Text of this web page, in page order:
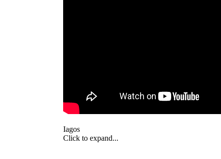
Iagos
Click to expand...